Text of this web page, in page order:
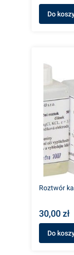
Do
Roztwór
30,00 zł
Do